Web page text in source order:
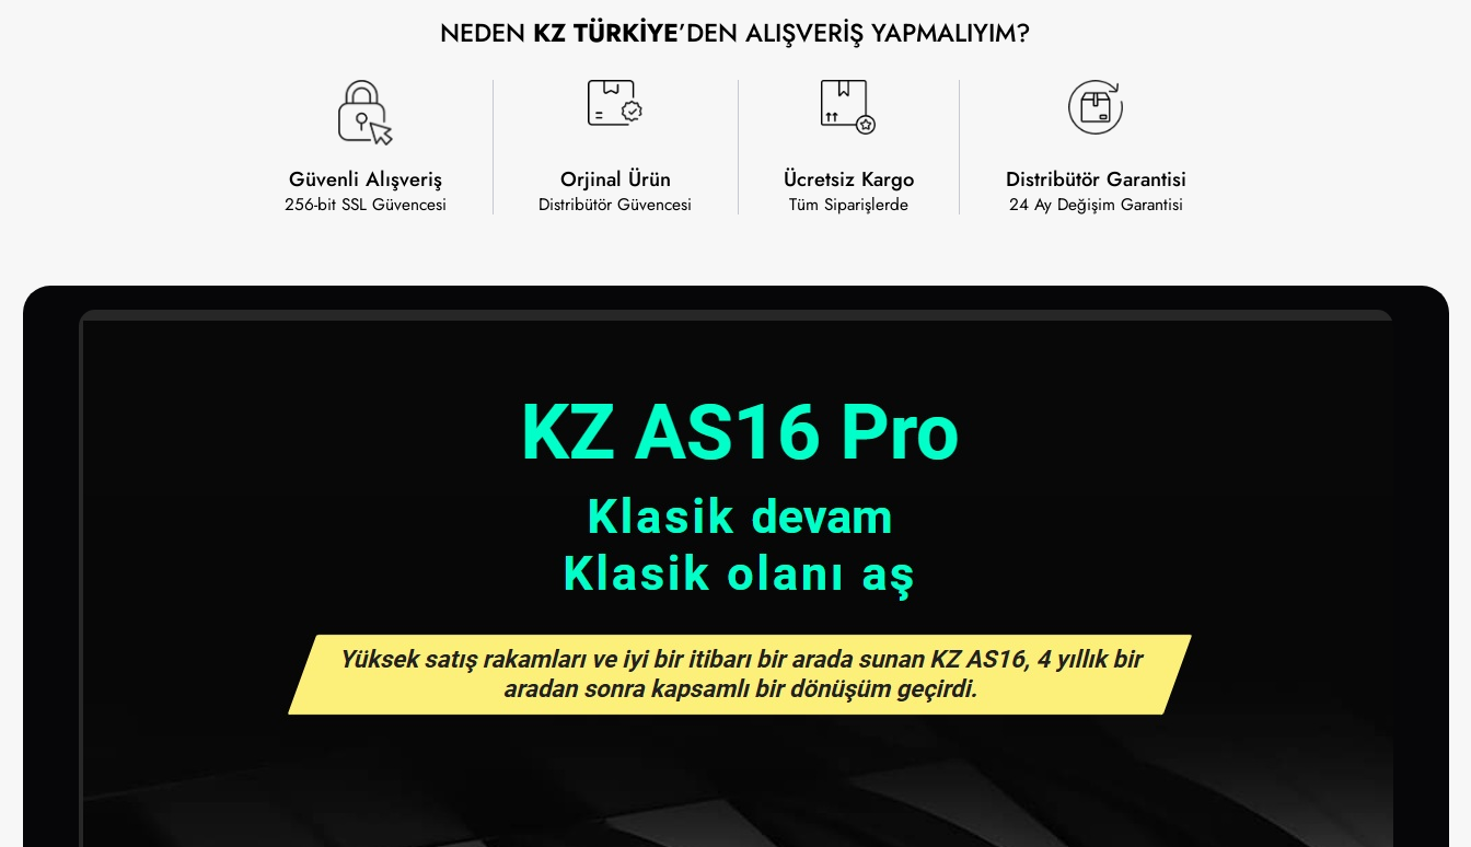
NEDEN KZ TÜRKİYE’DEN ALIŞVERİŞ YAPMALIYIM?
Güvenli Alışveriş
256-bit SSL Güvencesi
Orjinal Ürün
Distribütör Güvencesi
Ücretsiz Kargo
Tüm Siparişlerde
Distribütör Garantisi
24 Ay Değişim Garantisi